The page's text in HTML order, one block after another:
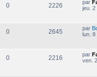
0 2226 par
jeu. 2
0 2645 par
lun.
0 2216 par
ven.